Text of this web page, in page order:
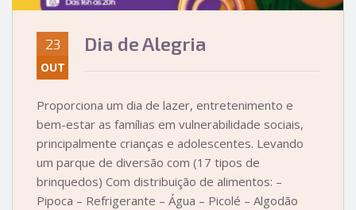
23
OUT
Dia de Alegria
Proporciona um dia de lazer, entretenimento e
bem-estar as famílias em vulnerabilidade sociais,
principalmente crianças e adolescentes. Levando
um parque de diversão com (17 tipos de
brinquedos) Com distribuição de alimentos: –
Pipoca – Refrigerante – Água – Picolé – Algodão